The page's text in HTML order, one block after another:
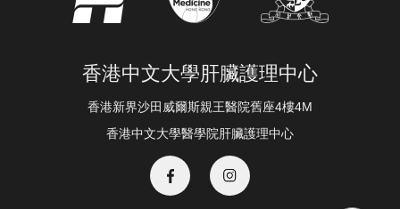
香港中文大學肝臟護理中心
香港新界沙田威爾斯親王醫院舊座4樓4M
香港中文大學醫學院肝臟護理中心